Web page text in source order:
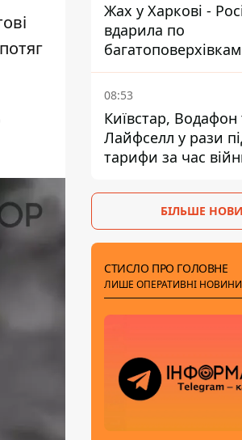
Жах у Харкові -
вдарила по
багатоповерхівкам
є загиблі та
08:53
Київстар, Водафон
Лайфселл у рази
тарифи за час
БІЛЬШЕ
СТИСЛО ПРО ГОЛОВНЕ
ЛИШЕ ОПЕРАТИВНІ